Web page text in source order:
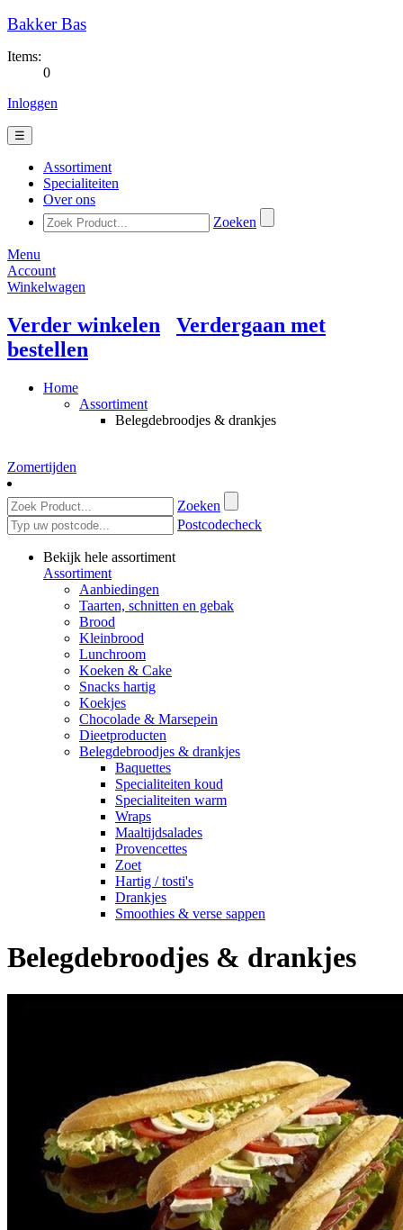
Bakker Bas
Items:
0
Inloggen
☰
Assortiment
Specialiteiten
Over ons
Zoeken
Menu
Account
Winkelwagen
Verder winkelen
Verdergaan met
bestellen
Home
Assortiment
Belegdebroodjes & drankjes
Zomertijden
Zoeken
Postcodecheck
Bekijk hele assortiment
Assortiment
Aanbiedingen
Taarten, schnitten en gebak
Brood
Kleinbrood
Lunchroom
Koeken & Cake
Snacks hartig
Koekjes
Chocolade & Marsepein
Dieetproducten
Belegdebroodjes & drankjes
Baquettes
Specialiteiten koud
Specialiteiten warm
Wraps
Maaltijdsalades
Provencettes
Zoet
Hartig / tosti's
Drankjes
Smoothies & verse sappen
Belegdebroodjes & drankjes